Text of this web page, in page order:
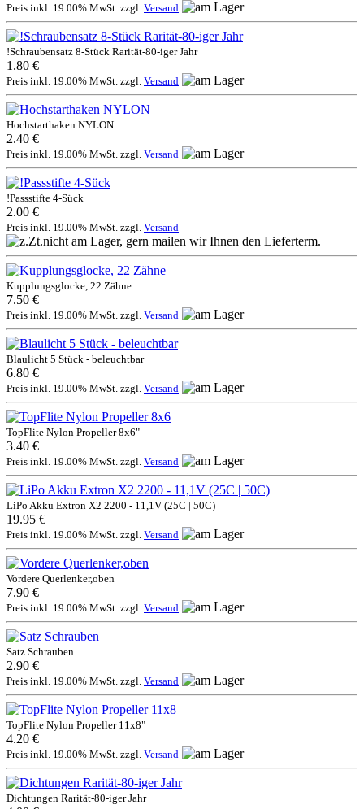
Preis inkl. 19.00% MwSt. zzgl. Versand
!Schraubensatz 8-Stück Rarität-80-iger Jahr
1.80 €
Preis inkl. 19.00% MwSt. zzgl. Versand
Hochstarthaken NYLON
2.40 €
Preis inkl. 19.00% MwSt. zzgl. Versand
!Passstifte 4-Sück
2.00 €
Preis inkl. 19.00% MwSt. zzgl. Versand
Kupplungsglocke, 22 Zähne
7.50 €
Preis inkl. 19.00% MwSt. zzgl. Versand
Blaulicht 5 Stück - beleuchtbar
6.80 €
Preis inkl. 19.00% MwSt. zzgl. Versand
TopFlite Nylon Propeller 8x6"
3.40 €
Preis inkl. 19.00% MwSt. zzgl. Versand
LiPo Akku Extron X2 2200 - 11,1V (25C | 50C)
19.95 €
Preis inkl. 19.00% MwSt. zzgl. Versand
Vordere Querlenker,oben
7.90 €
Preis inkl. 19.00% MwSt. zzgl. Versand
Satz Schrauben
2.90 €
Preis inkl. 19.00% MwSt. zzgl. Versand
TopFlite Nylon Propeller 11x8"
4.20 €
Preis inkl. 19.00% MwSt. zzgl. Versand
Dichtungen Rarität-80-iger Jahr